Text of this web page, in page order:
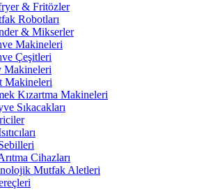
& Fritözler
Robotları
& Mikserler
Makineleri
Çeşitleri
Makineleri
Makineleri
Kızartma Makineleri
Sıkacakları
Cihazları
Mutfak Aletleri